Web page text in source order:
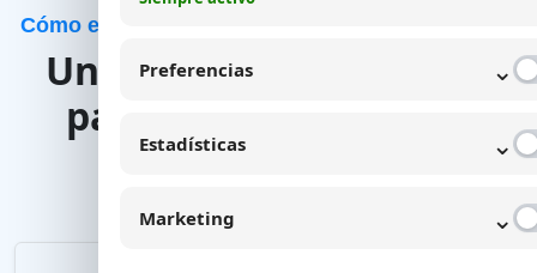
Cómo empezamos a trabajar tu estrategia digital
Un proceso simple para
pasar del análisis a la
acción
Preferencias ⌄
Estadísticas ⌄
Marketing ⌄